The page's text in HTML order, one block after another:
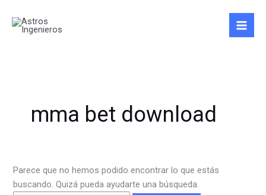
contenido
mma bet download
Parece que no hemos podido encontrar lo que estás
buscando. Quizá pueda ayudarte una búsqueda.
por: